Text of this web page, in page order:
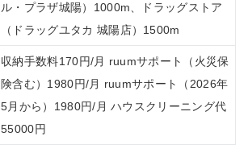
ル・プラザ城陽）1000m、ドラッグストア
（ドラッグユタカ 城陽店）1500m
収納手数料170円/月 ruumサポート（火災保
険含む）1980円/月 ruumサポート（2026年
5月から）1980円/月 ハウスクリーニング代
55000円